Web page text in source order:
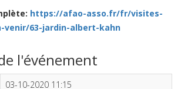
https://afao-asso.fr/fr/visites-
venir/63-jardin-albert-kahn
l'événement
03-10-2020 11:15